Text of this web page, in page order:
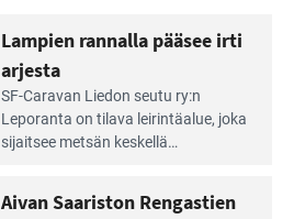
Lampien rannalla pääsee irti
arjesta
SF-Caravan Liedon seutu ry:n
Leporanta on tilava leirintäalue, joka
sijaitsee metsän kes­kellä
tarjoaa ympäris­töineen kauniit
Aivan Saariston Rengastien